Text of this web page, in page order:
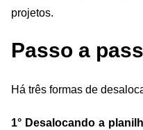
projetos.
Passo a
Há três formas de
1° Desalocando a